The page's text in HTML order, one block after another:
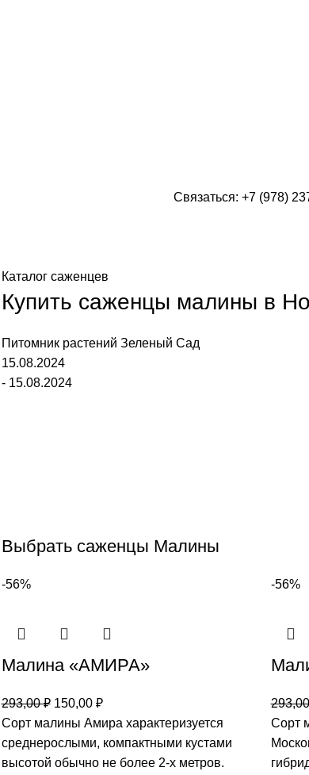
Связаться: +7 (978)
Каталог саженцев
Купить саженцы малины в
Питомник растений Зеленый Сад
15.08.2024
- 15.08.2024
Выбрать саженцы Малины
-56%
Малина «АМИРА»
293,00₽ 150,00 ₽
Сорт малины Амира характеризуется
среднерослыми, компактными кустами
высотой обычно не более 2-х метров.
-56%
Сорт